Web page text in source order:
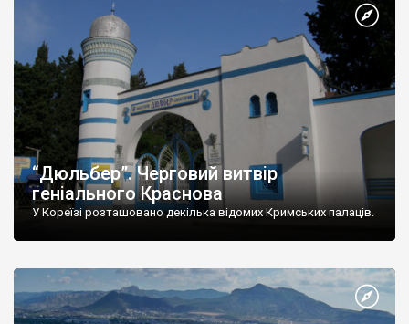
“Дюльбер”. Черговий витвір
геніального Краснова
У Кореїзі розташовано декілька відомих Кримських палаців.